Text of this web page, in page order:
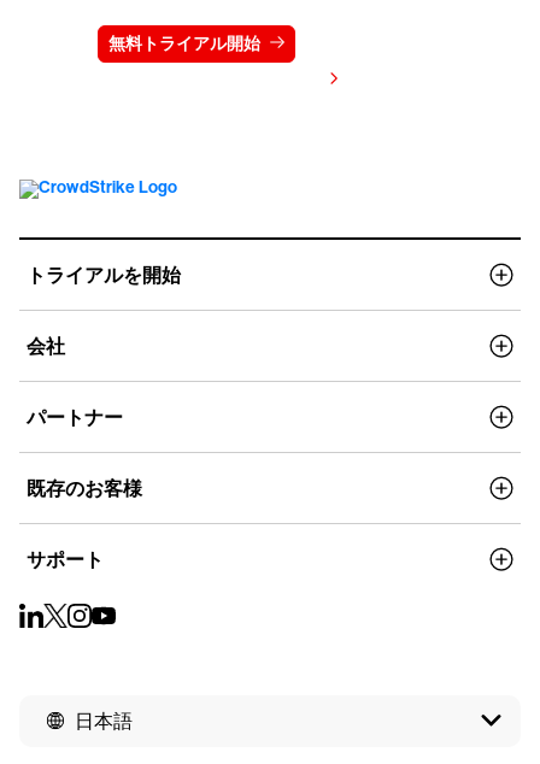
無料トライアル開始
トライアルを開始
会社
パートナー
既存のお客様
サポート
日本語